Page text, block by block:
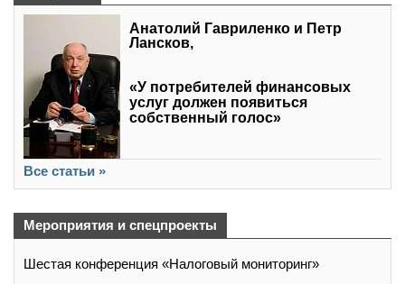
Анатолий Гавриленко и Петр
Лансков,
«У потребителей финансовых
услуг должен появиться
собственный голос»
Все статьи »
Мероприятия и спецпроекты
Шестая конференция «Налоговый мониторинг»